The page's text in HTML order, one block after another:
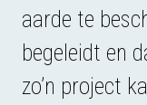
aarde te
begeleidt en
zo’n project